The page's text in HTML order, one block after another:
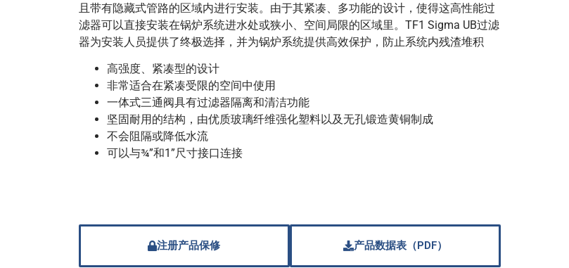
且带有隐藏式管路的区域内进行安装。由于其紧凑、多功能的设计，使得这高性能过
滤器可以直接安装在锅炉系统进水处或狭小、空间局限的区域里。TF1 Sigma UB过滤
器为安装人员提供了终极选择，并为锅炉系统提供高效保护，防止系统内残渣堆积
高强度、紧凑型的设计
非常适合在紧凑受限的空间中使用
一体式三通阀具有过滤器隔离和清洁功能
坚固耐用的结构，由优质玻璃纤维强化塑料以及无孔锻造黄铜制成
不会阻隔或降低水流
可以与¾”和1”尺寸接口连接
注册产品保修 产品数据表（PDF）